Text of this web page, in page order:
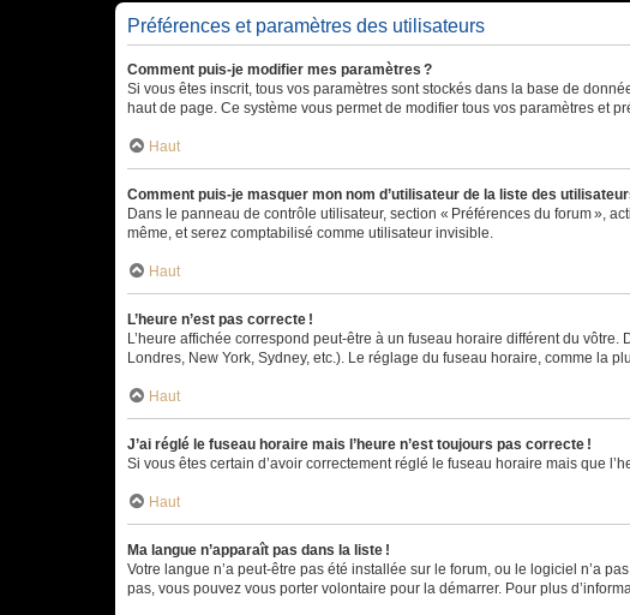
Préférences et paramètres des utilisateurs
Comment puis-je modifier mes paramètres ?
Si vous êtes inscrit, tous vos paramètres sont stockés dans la base de
haut de page. Ce système vous permet de modifier tous vos paramètres et
Haut
Comment puis-je masquer mon nom d’utilisateur de la liste des
Dans le panneau de contrôle utilisateur, section « Préférences du forum »,
même, et serez comptabilisé comme utilisateur invisible.
Haut
L’heure n’est pas correcte !
L’heure affichée correspond peut-être à un fuseau horaire différent du
Londres, New York, Sydney, etc.). Le réglage du fuseau horaire, comme la
Haut
J’ai réglé le fuseau horaire mais l’heure n’est toujours pas correcte !
Si vous êtes certain d’avoir correctement réglé le fuseau horaire mais que
Haut
Ma langue n’apparaît pas dans la liste !
Votre langue n’a peut-être pas été installée sur le forum, ou le logiciel n’a
pas, vous pouvez vous porter volontaire pour la démarrer. Pour plus